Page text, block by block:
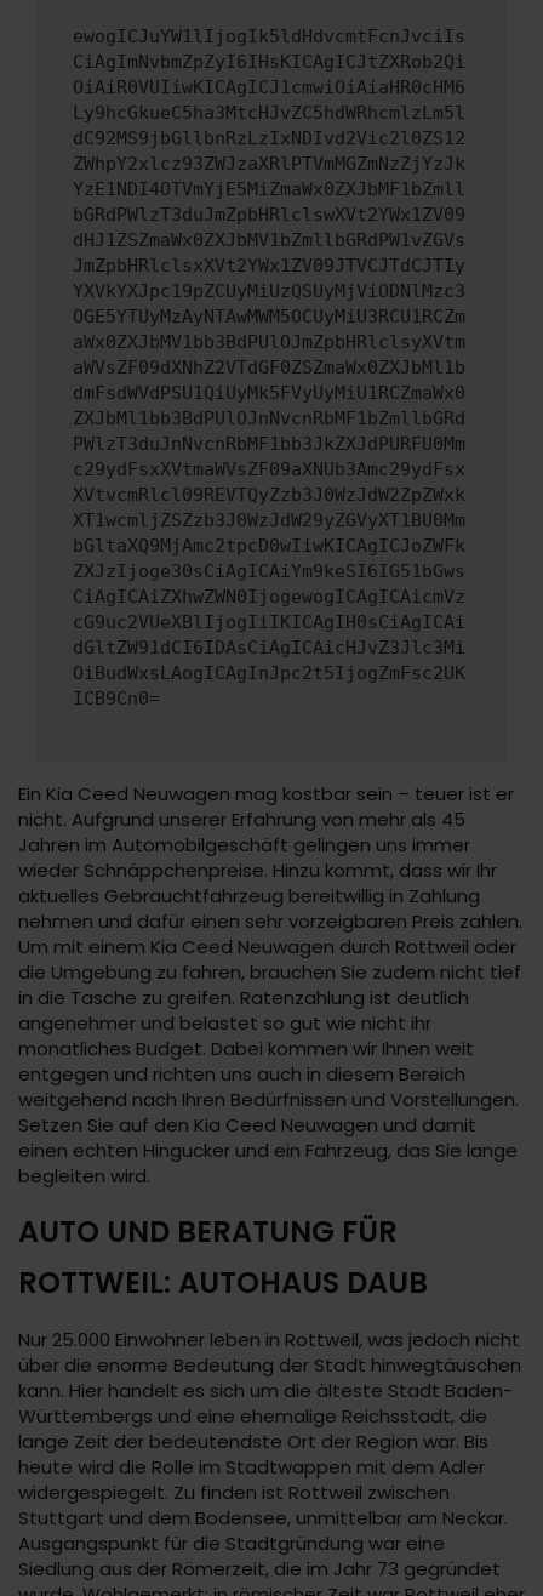
ewogICJuYW1lIjogIk5ldHdvcmtFcnJvciIs
CiAgImNvbmZpZyI6IHsKICAgICJtZXRob2Qi
OiAiR0VUIiwKICAgICJ1cmwiOiAiaHR0cHM6
Ly9hcGkueC5ha3MtcHJvZC5hdWRhcmlzLm5l
dC92MS9jbGllbnRzLzIxNDIvd2Vic2l0ZS12
ZWhpY2xlcz93ZWJzaXRlPTVmMGZmNzZjYzJk
YzE1NDI4OTVmYjE5MiZmaWx0ZXJbMF1bZmll
bGRdPWlzT3duJmZpbHRlclswXVt2YWx1ZV09
dHJ1ZSZmaWx0ZXJbMV1bZmllbGRdPW1vZGVs
JmZpbHRlclsxXVt2YWx1ZV09JTVCJTdCJTIy
YXVkYXJpc19pZCUyMiUzQSUyMjViODNlMzc3
OGE5YTUyMzAyNTAwMWM5OCUyMiU3RCU1RCZm
aWx0ZXJbMV1bb3BdPUlOJmZpbHRlclsyXVtm
aWVsZF09dXNhZ2VTdGF0ZSZmaWx0ZXJbMl1b
dmFsdWVdPSU1QiUyMk5FVyUyMiU1RCZmaWx0
ZXJbMl1bb3BdPUlOJnNvcnRbMF1bZmllbGRd
PWlzT3duJnNvcnRbMF1bb3JkZXJdPURFU0Mm
c29ydFsxXVtmaWVsZF09aXNUb3Amc29ydFsx
XVtvcmRlcl09REVTQyZzb3J0WzJdW2ZpZWxk
XT1wcmljZSZzb3J0WzJdW29yZGVyXT1BU0Mm
bGltaXQ9MjAmc2tpcD0wIiwKICAgICJoZWFk
ZXJzIjoge30sCiAgICAiYm9keSI6IG51bGws
CiAgICAiZXhwZWN0IjogewogICAgICAicmVz
cG9uc2VUeXBlIjogIiIKICAgIH0sCiAgICAi
dGltZW91dCI6IDAsCiAgICAicHJvZ3Jlc3Mi
OiBudWxsLAogICAgInJpc2t5IjogZmFsc2UK
ICB9Cn0=
Ein Kia Ceed Neuwagen mag kostbar sein – teuer ist er
nicht. Aufgrund unserer Erfahrung von mehr als 45
Jahren im Automobilgeschäft gelingen uns immer
wieder Schnäppchenpreise. Hinzu kommt, dass wir Ihr
aktuelles Gebrauchtfahrzeug bereitwillig in Zahlung
nehmen und dafür einen sehr vorzeigbaren Preis zahlen.
Um mit einem Kia Ceed Neuwagen durch Rottweil oder
die Umgebung zu fahren, brauchen Sie zudem nicht tief
in die Tasche zu greifen. Ratenzahlung ist deutlich
angenehmer und belastet so gut wie nicht ihr
monatliches Budget. Dabei kommen wir Ihnen weit
entgegen und richten uns auch in diesem Bereich
weitgehend nach Ihren Bedürfnissen und Vorstellungen.
Setzen Sie auf den Kia Ceed Neuwagen und damit
einen echten Hingucker und ein Fahrzeug, das Sie lange
begleiten wird.
AUTO UND BERATUNG FÜR
ROTTWEIL: AUTOHAUS DAUB
Nur 25.000 Einwohner leben in Rottweil, was jedoch nicht
über die enorme Bedeutung der Stadt hinwegtäuschen
kann. Hier handelt es sich um die älteste Stadt Baden-
Württembergs und eine ehemalige Reichsstadt, die
lange Zeit der bedeutendste Ort der Region war. Bis
heute wird die Rolle im Stadtwappen mit dem Adler
widergespiegelt. Zu finden ist Rottweil zwischen
Stuttgart und dem Bodensee, unmittelbar am Neckar.
Ausgangspunkt für die Stadtgründung war eine
Siedlung aus der Römerzeit, die im Jahr 73 gegründet